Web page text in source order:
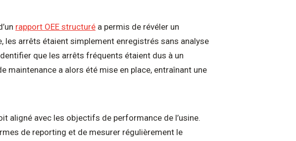
rapport OEE structuré a permis de révéler un
les arrêts étaient simplement enregistrés sans analyse
que les arrêts fréquents étaient dus à un
maintenance a alors été mise en place, entraînant une
aligné avec les objectifs de performance de l’usine.
de reporting et de mesurer régulièrement le